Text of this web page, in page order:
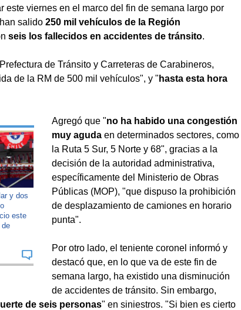
viernes en el marco del fin de semana largo por
salido 250 mil vehículos de la Región
seis los fallecidos en accidentes de tránsito.
de Tránsito y Carreteras de Carabineros,
de la RM de 500 mil vehículos", y " hasta esta hora
y dos
este
de
Agregó que "no ha habido una congestión
muy agudaen determinados sectores, como
la Ruta 5 Sur, 5 Norte y 68", gracias a la
decisión de la autoridad administrativa,
específicamente del Ministerio de Obras
Públicas (MOP), "que dispuso la prohibición
de desplazamiento de camiones en horario
punta".
Por otro lado, el teniente coronel informó y
destacó que, en lo que va de este fin de
semana largo, ha existido una disminución
de accidentes de tránsito. Sin embargo,
de seis personas" en siniestros. "Si bien es cierto